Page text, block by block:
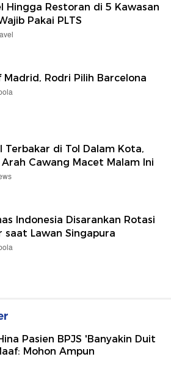
Hingga Restoran di 5 Kawasan
Pakai PLTS
Madrid, Rodri Pilih Barcelona
Terbakar di Tol Dalam Kota,
Arah Cawang Macet Malam Ini
Indonesia Disarankan Rotasi
saat Lawan Singapura
Pasien BPJS 'Banyakin Duit
Mohon Ampun